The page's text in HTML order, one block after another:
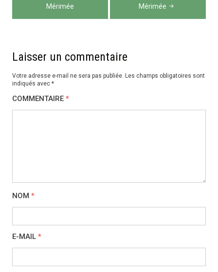
l’article
Mérimée
Mérimée
Laisser un commentaire
Votre adresse e-mail ne sera pas publiée. Les champs obligatoires sont
indiqués avec *
COMMENTAIRE *
NOM *
E-MAIL *